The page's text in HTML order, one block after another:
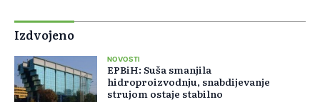
Izdvojeno
NOVOSTI
EPBiH: Suša smanjila
hidroproizvodnju, snabdijevanje
strujom ostaje stabilno